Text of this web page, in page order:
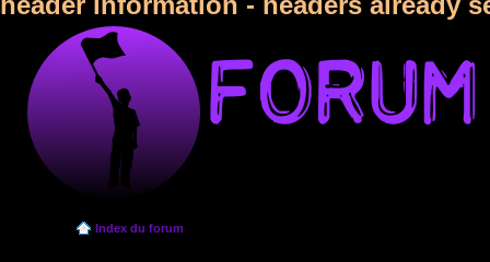
Index du forum